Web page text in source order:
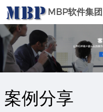
MBP软件集团
案例分享